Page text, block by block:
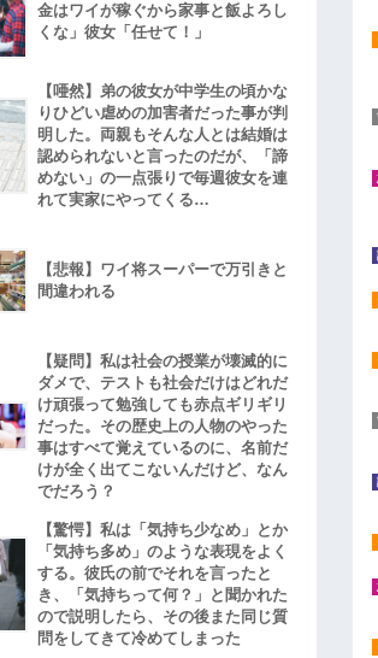
金はワイが稼ぐから家事と飯よろし
くな」彼女「任せて！」
【唖然】弟の彼女が中学生の頃かな
りひどい虐めの加害者だった事が判
明した。両親もそんな人とは結婚は
認められないと言ったのだが、「諦
めない」の一点張りで毎週彼女を連
れて実家にやってくる…
【悲報】ワイ将スーパーで万引きと
間違われる
【疑問】私は社会の授業が壊滅的に
ダメで、テストも社会だけはどれだ
け頑張って勉強しても赤点ギリギリ
だった。その歴史上の人物のやった
事はすべて覚えているのに、名前だ
けが全く出てこないんだけど、なん
でだろう？
【驚愕】私は「気持ち少なめ」とか
「気持ち多め」のような表現をよく
する。彼氏の前でそれを言ったと
き、「気持ちって何？」と聞かれた
ので説明したら、その後また同じ質
問をしてきて冷めてしまった